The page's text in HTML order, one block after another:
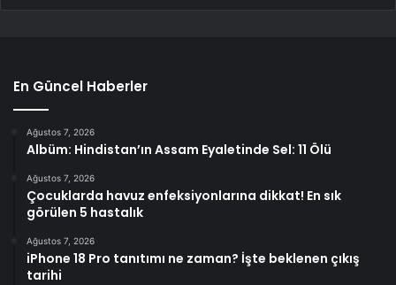
En Güncel Haberler
Ağustos 7, 2026
Albüm: Hindistan’ın Assam Eyaletinde Sel: 11 Ölü
Ağustos 7, 2026
Çocuklarda havuz enfeksiyonlarına dikkat! En sık
görülen 5 hastalık
Ağustos 7, 2026
iPhone 18 Pro tanıtımı ne zaman? İşte beklenen çıkış
tarihi